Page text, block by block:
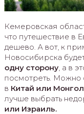
Кемеровская
что путешествие в
дешево. А вот, к
Новосибирска
одну сторону, а в
посмотреть. Можно
в Китай или
лучше выбрать
или Израиль.